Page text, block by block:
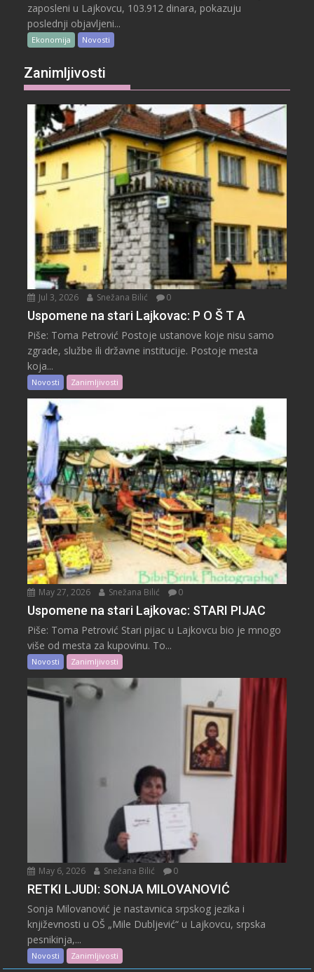
zaposleni u Lajkovcu, 103.912 dinara, pokazuju
poslednji objavljeni...
Ekonomija Novosti
Zanimljivosti
Jul 3, 2026 Snežana Bilić 0
Uspomene na stari Lajkovac: P O Š T A
Piše: Toma Petrović Postoje ustanove koje nisu samo
zgrade, službe ili državne institucije. Postoje mesta
koja...
Novosti Zanimljivosti
May 27, 2026 Snežana Bilić 0
Uspomene na stari Lajkovac: STARI PIJAC
Piše: Toma Petrović Stari pijac u Lajkovcu bio je mnogo
više od mesta za kupovinu. To...
Novosti Zanimljivosti
May 6, 2026 Snežana Bilić 0
RETKI LJUDI: SONJA MILOVANOVIĆ
Sonja Milovanović je nastavnica srpskog jezika i
književnosti u OŠ „Mile Dubljević“ u Lajkovcu, srpska
pesnikinja,...
Novosti Zanimljivosti